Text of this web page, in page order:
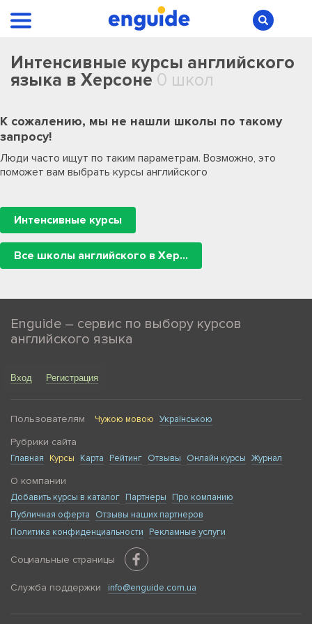
Интенсивные курсы английского
языка в Херсоне 0 школ
К сожалению, мы не нашли школы по такому
запросу!
Люди часто ищут по таким параметрам. Возможно, это
поможет вам выбрать курсы английского
Интенсивные курсы
Все школы английского в Херсоне
Enguide – сервис по выбору курсов
английского языка
Вход Регистрация
Пользователям Чужою мовою Українською
Рубрики сайта
Главная Курсы Карта Рейтинг Отзывы Онлайн курсы Журнал
О компании
Добавить курсы в каталог Партнеры
Про компанию
Публичная оферта
Отзывы наших партнеров
Политика конфиденциальности
Рекламные услуги
Социальные страницы
Служба поддержки info@enguide.com.ua